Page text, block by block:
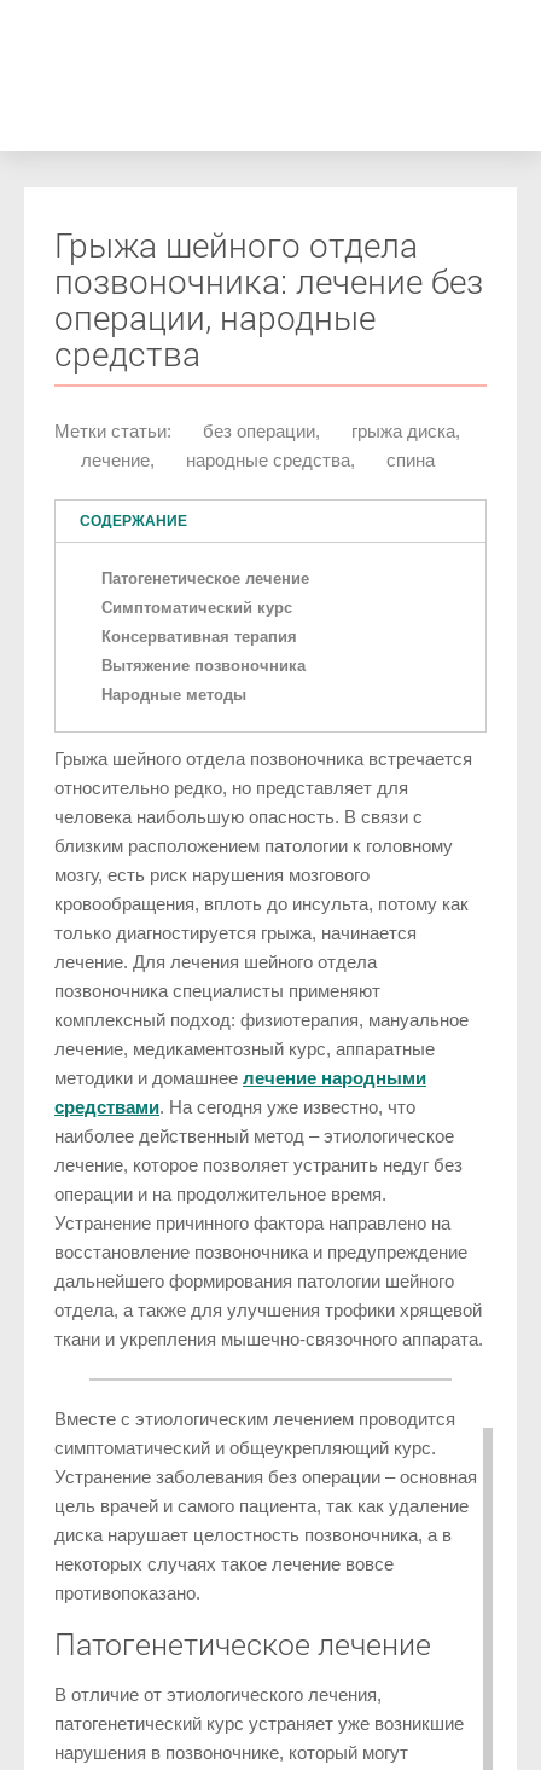
Грыжа шейного отдела
позвоночника: лечение без
операции, народные
средства
Метки статьи: без операции, грыжа диска,
лечение, народные средства, спина
СОДЕРЖАНИЕ
Патогенетическое лечение
Симптоматический курс
Консервативная терапия
Вытяжение позвоночника
Народные методы
Грыжа шейного отдела позвоночника встречается
относительно редко, но представляет для
человека наибольшую опасность. В связи с
близким расположением патологии к головному
мозгу, есть риск нарушения мозгового
кровообращения, вплоть до инсульта, потому как
только диагностируется грыжа, начинается
лечение. Для лечения шейного отдела
позвоночника специалисты применяют
комплексный подход: физиотерапия, мануальное
лечение, медикаментозный курс, аппаратные
методики и домашнее лечение народными
средствами. На сегодня уже известно, что
наиболее действенный метод – этиологическое
лечение, которое позволяет устранить недуг без
операции и на продолжительное время.
Устранение причинного фактора направлено на
восстановление позвоночника и предупреждение
дальнейшего формирования патологии шейного
отдела, а также для улучшения трофики хрящевой
ткани и укрепления мышечно-связочного аппарата.
Вместе с этиологическим лечением проводится
симптоматический и общеукрепляющий курс.
Устранение заболевания без операции – основная
цель врачей и самого пациента, так как удаление
диска нарушает целостность позвоночника, а в
некоторых случаях такое лечение вовсе
противопоказано.
Патогенетическое лечение
В отличие от этиологического лечения,
патогенетический курс устраняет уже возникшие
нарушения в позвоночнике, который могут